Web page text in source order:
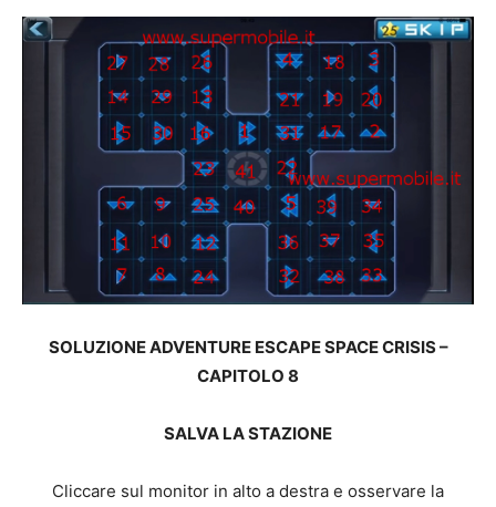
SOLUZIONE ADVENTURE ESCAPE SPACE CRISIS –
CAPITOLO 8
SALVA LA STAZIONE
Cliccare sul monitor in alto a destra e osservare la